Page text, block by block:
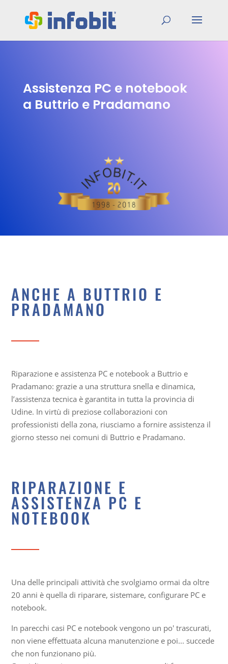
Assistenza PC e notebook
a Buttrio e Pradamano
ANCHE A BUTTRIO E
PRADAMANO
Riparazione e assistenza PC e notebook a Buttrio e
Pradamano: grazie a una struttura snella e dinamica,
l’assistenza tecnica è garantita in tutta la provincia di
Udine. In virtù di preziose collaborazioni con
professionisti della zona, riusciamo a fornire assistenza il
giorno stesso nei comuni di Buttrio e Pradamano.
RIPARAZIONE E
ASSISTENZA PC E
NOTEBOOK
Una delle principali attività che svolgiamo ormai da oltre
20 anni è quella di riparare, sistemare, configurare PC e
notebook.
In parecchi casi PC e notebook vengono un po' trascurati,
non viene effettuata alcuna manutenzione e poi... succede
che non funzionano più.